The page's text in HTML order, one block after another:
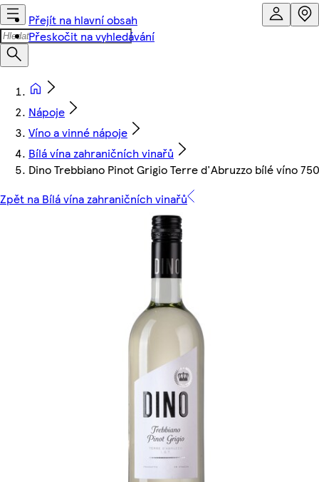
Přejít na hlavní obsah
Přeskočit na vyhledávání
Nápoje
Víno a vinné nápoje
Bílá vína zahraničních vinařů
Dino Trebbiano Pinot Grigio Terre d'Abruzzo bílé víno
Zpět na Bílá vína zahraničních vinařů